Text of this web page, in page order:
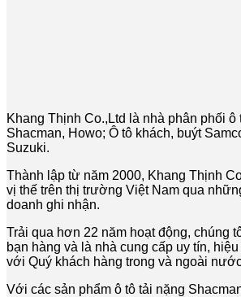
Khang Thịnh Co.,Ltd là nhà phân phối ô
Shacman, Howo; Ô tô khách, buýt
Suzuki.
Thành lập từ năm 2000, Khang Thịnh
vị thế trên thị trường Việt Nam qua
doanh ghi nhận.
Trải qua hơn 22 năm hoạt động, chúng
bạn hàng và là nhà cung cấp uy tín,
với Quý khách hàng trong và ngoài
Với các sản phẩm ô tô tải nặng